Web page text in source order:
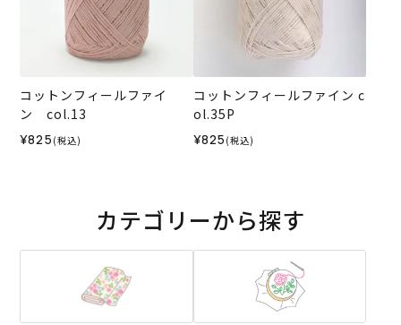
コットンフィールファイ
ン col.13
¥825 (税込)
コットンフィールファイン c
ol.35P
¥825 (税込)
カテゴリーから探す